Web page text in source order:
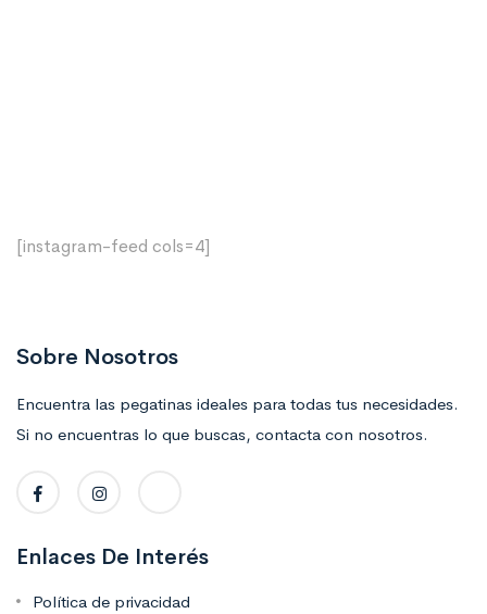
[instagram-feed cols=4]
Sobre Nosotros
Encuentra las pegatinas ideales para todas tus necesidades.
Si no encuentras lo que buscas, contacta con nosotros.
Enlaces De Interés
Política de privacidad